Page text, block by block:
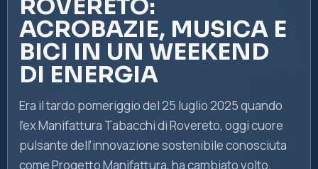
ROVERETO:
ACROBAZIE, MUSICA E
BICI IN UN WEEKEND
DI ENERGIA
Era il tardo pomeriggio del 25 luglio 2025 quando
l’ex Manifattura Tabacchi di Rovereto, oggi cuore
pulsante dell’innovazione sostenibile conosciuta
come Progetto Manifattura, ha cambiato volto.